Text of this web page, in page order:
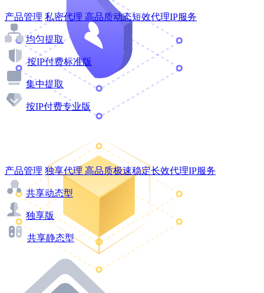
产品管理 私密代理 高品质动态短效代理IP服务
均匀提取
按IP付费标准版
集中提取
按IP付费专业版
产品管理 独享代理 高品质极速稳定长效代理IP服务
共享动态型
独享版
共享静态型